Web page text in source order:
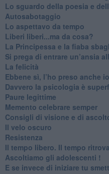
​Lo sguardo della poesia e
Autosabotaggio
​Lo aspettavo da tempo
​Liberi liberi...ma da cosa?
​La Principessa e la fiaba
Si prega di entrare un’ansia
​La felicità
​Ebbene sì, l’ho preso anche
​Davvero la psicologia è
Paure legittime
​Memento celebrare semper
​Consigli di visione e di
​Il velo oscuro
Resistenza
​Il tempo libero. Il tempo
Ascoltiamo gli adolescenti !
​E se invece di iniziare tu